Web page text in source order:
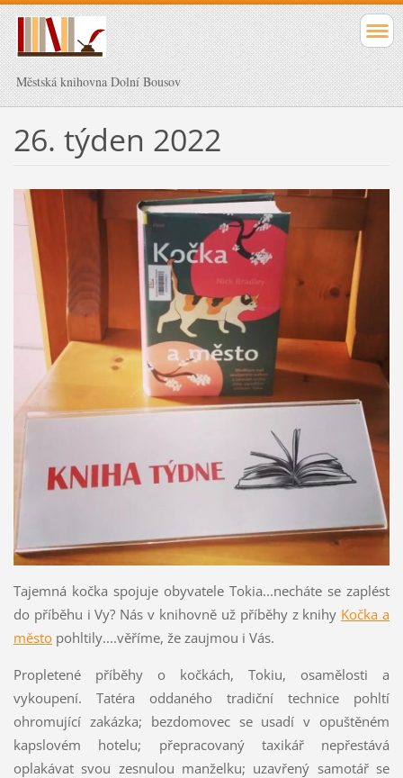
Městská knihovna Dolní Bousov
26. týden 2022
Tajemná kočka spojuje obyvatele Tokia...necháte se zaplést
do příběhu i Vy? Nás v knihovně už příběhy z knihy Kočka a
městopohltily....věříme, že zaujmou i Vás.
Propletené příběhy o kočkách, Tokiu, osamělosti a
vykoupení. Tatéra oddaného tradiční technice pohltí
ohromující zakázka; bezdomovec se usadí v opuštěném
kapslovém hotelu; přepracovaný taxikář nepřestává
oplakávat svou zesnulou manželku; uzavřený samotář se